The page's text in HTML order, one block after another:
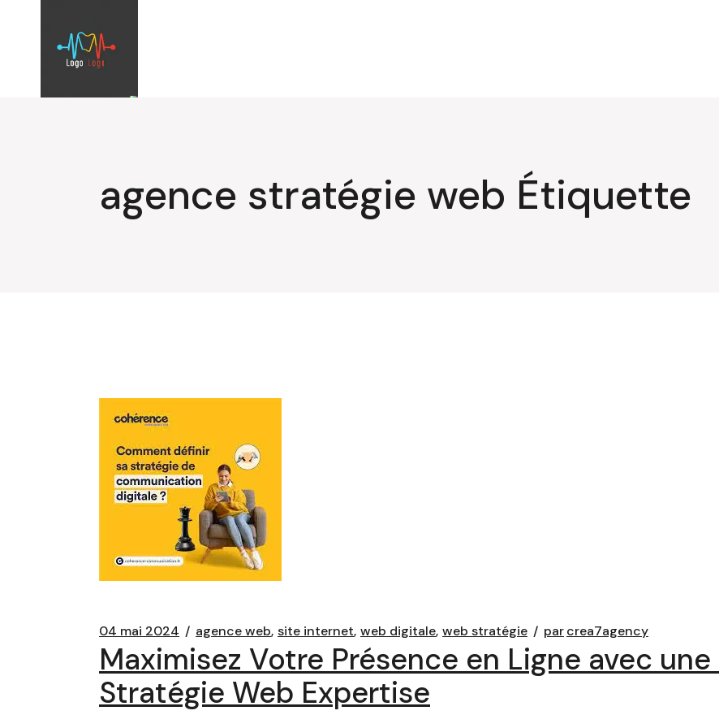
agence stratégie web Étiquette
04 mai 2024 agence web site internet web digitale web stratégie parcrea7agency
Maximisez Votre Présence en Ligne avec
Stratégie Web Expertise